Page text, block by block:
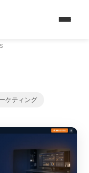
ケティング